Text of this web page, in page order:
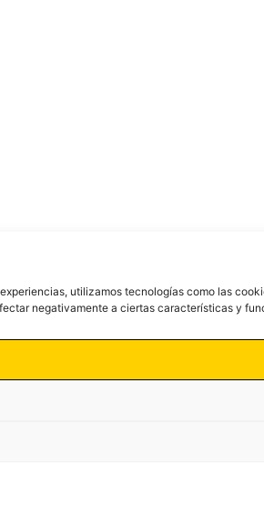
utilizamos tecnologías como las
negativamente a ciertas características y